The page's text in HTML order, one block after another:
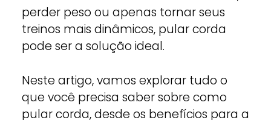
perder peso ou apenas tornar seus
treinos mais dinâmicos, pular corda
pode ser a solução ideal.
Neste artigo, vamos explorar tudo o
que você precisa saber sobre como
pular corda, desde os benefícios para a